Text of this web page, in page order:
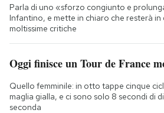
Parla di uno «sforzo congiunto e
Infantino, e mette in chiaro che resterà
moltissime critiche
Oggi finisce un Tour de France
Quello femminile: in otto tappe cinque
maglia gialla, e ci sono solo 8 secondi di
seconda